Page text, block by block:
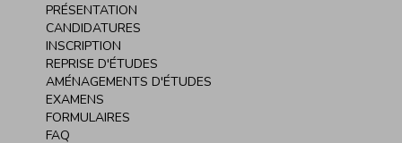
PRÉSENTATION
CANDIDATURES
INSCRIPTION
REPRISE D'ÉTUDES
AMÉNAGEMENTS D'ÉTUDES
EXAMENS
FORMULAIRES
FAQ